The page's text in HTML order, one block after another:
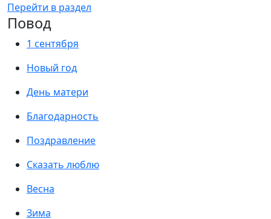
Перейти в раздел
Повод
1 сентября
Новый год
День матери
Благодарность
Поздравление
Сказать люблю
Весна
Зима